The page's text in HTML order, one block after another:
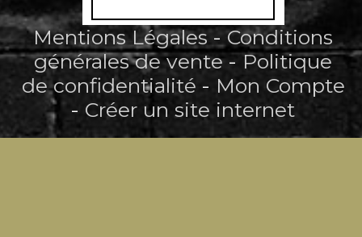
Mentions Légales
Conditions
générales de vente
Politique
de confidentialité
Mon Compte
Créer un site internet